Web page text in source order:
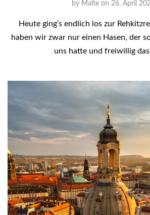
by Malte on 26. April
Heute ging’s endlich los zur
haben wir zwar nur einen Hasen, der
uns hatte und freiwillig